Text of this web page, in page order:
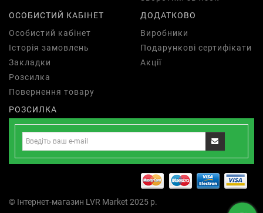
ОСОБИСТИЙ КАБІНЕТ
Особистий кабінет
Історія замовлень
Закладки
Розсилка
Повернення товару
ДОДАТКОВО
Виробники
Подарункові сертифікати
Акції
РОЗСИЛКА
© Інтернет-магазин LVR Market 2025 р.